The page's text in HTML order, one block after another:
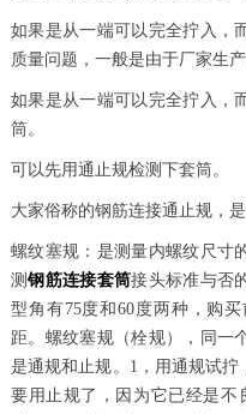
如果是从一端可以完全拧入，
质量问题，一般是由于厂家生
如果是从一端可以完全拧入，
筒。
可以先用通止规检测下套筒。
大家俗称的钢筋连接通止规，
螺纹塞规：是测量内螺纹尺寸
测钢筋连接套筒接头标准与否
型角有75度和60度两种，购
距。螺纹塞规（栓规），同一
是通规和止规。1，用通规试
要用止规了，因为它已经是不